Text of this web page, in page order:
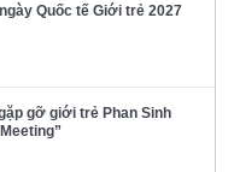
Quốc tế Giới trẻ 2027
gỡ giới trẻ Phan Sinh